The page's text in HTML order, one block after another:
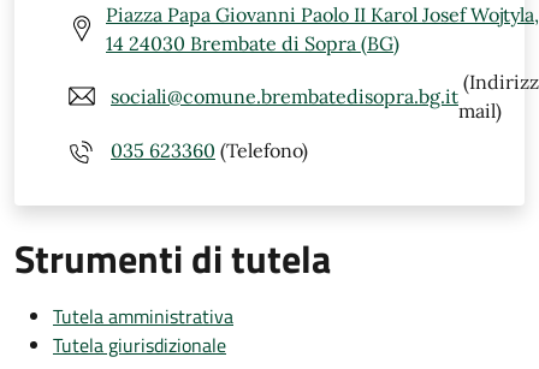
Piazza Papa Giovanni Paolo II Karol Josef Wojtyla,
14 24030 Brembate di Sopra (BG)
sociali@comune.brembatedisopra.bg.it
mail)
035 623360 (Telefono)
Strumenti di tutela
Tutela amministrativa
Tutela giurisdizionale